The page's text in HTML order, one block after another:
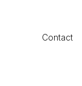
Contact